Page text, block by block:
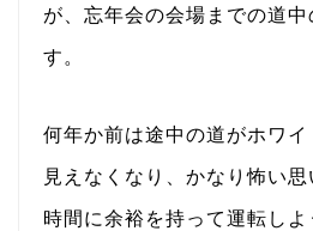
が、忘年会の会場までの道
す。
何年か前は途中の道がホワイ
見えなくなり、かなり怖い思
時間に余裕を持って運転し